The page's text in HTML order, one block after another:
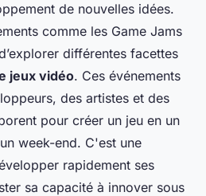
de nouvelles idées.
comme les Game Jams
différentes facettes
jeux vidéo. Ces événements
des artistes et des
pour créer un jeu en un
week-end. C'est une
rapidement ses
sa capacité à innover sous